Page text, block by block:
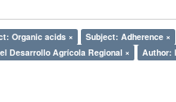
Organic acids × Subject: Adherence ×
Desarrollo Agrícola Regional ×
Author: